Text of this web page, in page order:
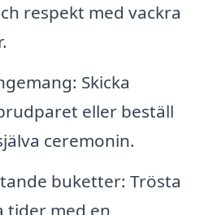
respekt med vackra
Skicka
eller beställ
ceremonin.
buketter: Trösta
tider med en